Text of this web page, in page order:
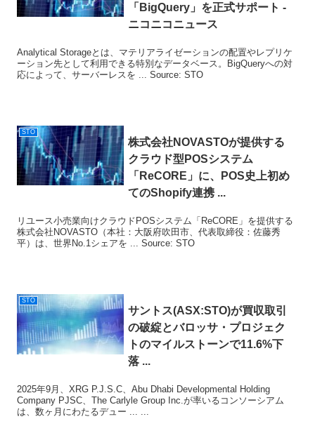
「BigQuery」を正式サポート -
ニコニコニュース
Analytical Storageとは、マテリアライゼーションの配置やレプリケ
ーション先として利用できる特別なデータベース。BigQueryへの対
応によって、サーバーレスを ... Source: STO
STO
株式会社NOVASTOが提供する
クラウド型POSシステム
「ReCORE」に、POS史上初め
てのShopify連携 ...
リユース小売業向けクラウドPOSシステム「ReCORE」を提供する
株式会社NOVASTO（本社：大阪府吹田市、代表取締役：佐藤秀
平）は、世界No.1シェアを ... Source: STO
STO
サントス(ASX:STO)が買収取引
の破綻とバロッサ・プロジェク
トのマイルストーンで11.6%下
落 ...
2025年9月、XRG P.J.S.C、Abu Dhabi Developmental Holding
Company PJSC、The Carlyle Group Inc.が率いるコンソーシアム
は、数ヶ月にわたるデュー ... ...